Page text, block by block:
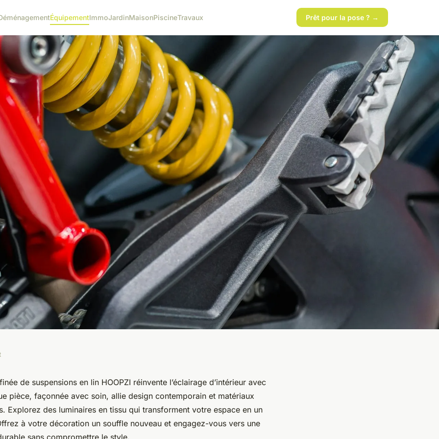
ÉquipementImmoJardinMaisonPiscineTravaux Prêt pour la pose ? →
raffinée de
de suspensions en lin HOOPZI réinvente l’éclairage d’intérieur avec
pièce, façonnée avec soin, allie design contemporain et matériaux
Explorez des luminaires en tissu qui transforment votre espace en un
à votre décoration un souffle nouveau et engagez-vous vers une
sans compromettre le style.